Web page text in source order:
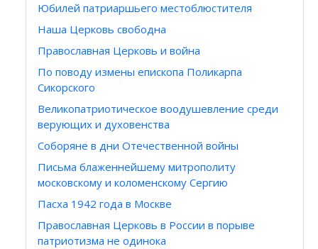
Юбилей патриаршьего местоблюстителя
Наша Церковь свободна
Православная Церковь и война
По поводу измены епископа Поликарпа
Сикорского
Великопатриотическое воодушевление среди
верующих и духовенства
Соборяне в дни Отечественной войны
Письма блаженнейшему митрополиту
московскому и коломенскому Сергию
Пасха 1942 года в Москве
Православная Церковь в России в порыве
патриотизма не одинока